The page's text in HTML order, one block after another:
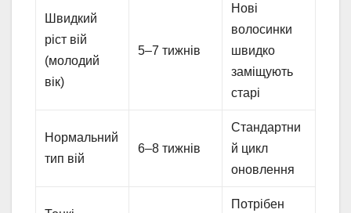
Швидкий
ріст вій
(молодий
вік)
5–7 тижнів
Нові
волосинки
швидко
заміщують
старі
Нормальний
тип вій
6–8 тижнів
Стандартни
й цикл
оновлення
Потрібен